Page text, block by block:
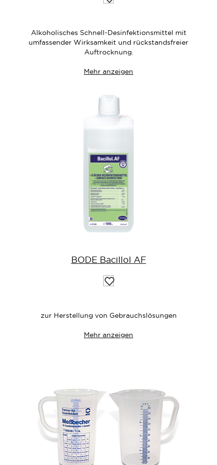
die
Alkoholisches Schnell-Desinfektionsmittel mit
umfassender Wirksamkeit und rückstandsfreier
Auftrocknung.
Mehr anzeigen
BODE Bacillol AF
Auf
die
zur Herstellung von Gebrauchslösungen
Mehr anzeigen